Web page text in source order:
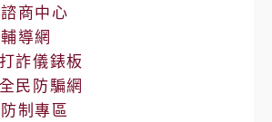
商中心
導網
詐儀錶板
民防騙網
制專區